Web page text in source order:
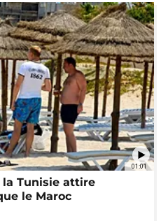
01:01
la Tunisie attire
le Maroc